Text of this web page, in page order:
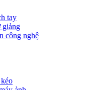
tay
giảng
công nghệ